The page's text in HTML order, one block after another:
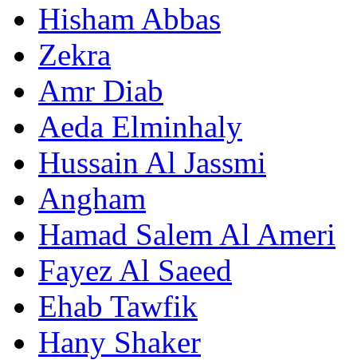
Hisham Abbas
Zekra
Amr Diab
Aeda Elminhaly
Hussain Al Jassmi
Angham
Hamad Salem Al Ameri
Fayez Al Saeed
Ehab Tawfik
Hany Shaker